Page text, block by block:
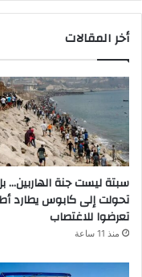
أخر المقالات
سبتة ليست جنة الهاربين…
تحولت إلى كابوس يطارد
تعرضوا للاغتصاب
منذ 11 ساعة